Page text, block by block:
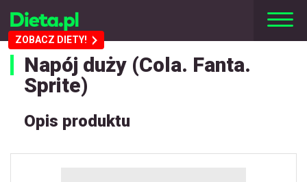
ZOBACZ DIETY!
Napój duży (Cola. Fanta.
Sprite)
Opis produktu